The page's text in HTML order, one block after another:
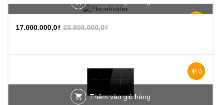
25.800.000,0₫
17.000.000,0₫
-44%
Thêm vào giỏ hàng